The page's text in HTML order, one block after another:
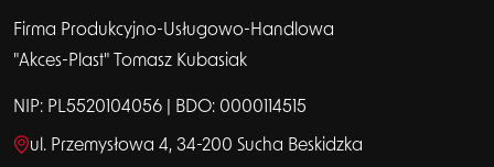
Firma Produkcyjno-Usługowo-Handlowa
"Akces-Plast" Tomasz Kubasiak
NIP: PL5520104056 | BDO: 0000114515
ul. Przemysłowa 4, 34-200 Sucha Beskidzka